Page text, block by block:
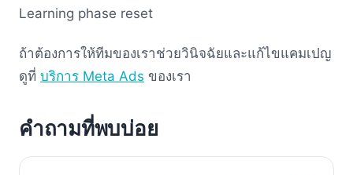
Learning phase reset
ถ้าต้องการให้ทีมของเราช่วยวินิจฉัยและแก้ไขแคมเปญ
ดูที่ บริการ Meta Ads ของเรา
คำถามที่พบบ่อย